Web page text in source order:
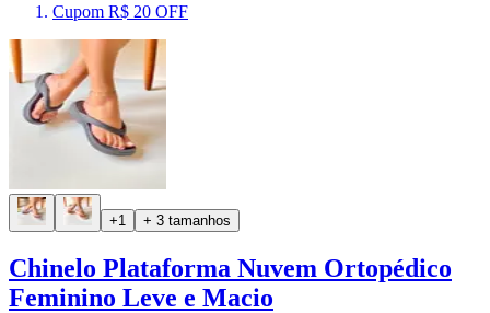
Cupom R$ 20 OFF
+1 + 3 tamanhos
Chinelo Plataforma Nuvem Ortopédico
Feminino Leve e Macio